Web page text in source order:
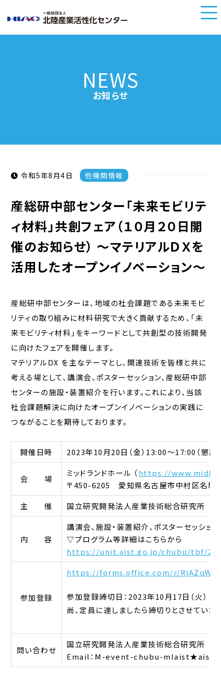
NEWS
お知らせ
令和5年8月4日 他機関情報
産総研中部センター「未来モビリテ
ィ材料」共創フェア（１０月２０日開
催のお知らせ） ～マテリアルＤＸを
活用したオープンイノベーション～
産総研中部センターは、地域の社会課題である未来モビ
リティの取り組みに材料研究で大きく貢献するため、「未
来モビリティ材料」をキーワードとして共創型の技術開発
に向けたフェアを開催します。
マテリアルDX を主なテーマとし、関連技術を皆様と共に
考える場として、講演会、ポスターセッション、産総研中部
センターの施設・装置紹介を行います。これにより、当該
社会課題解決に向けたオープンイノベーションの実践に
つながることを期待しております。
開催日時 2023年10月20日（金）13:00～17:00（懇
会 場
ミッドランドホール （https://
〒450-6205 愛知県名古屋市中村区名駅4
主 催
国立研究開発法人産業技術総合研究所 中
内 容
講演会、施設・装置紹介、ポスターセッション
▽プログラム等詳細はこちらから
https://unit.aist.go.jp/chubu/tbf/
参加登録
https://forms.office.com/r/
参加登録締切日：2023年10月17日（火）
尚、定員に達しましたら締切りとさせていた
問い合わせ
国立研究開発法人産業技術総合研究所
Email：M-event-chubu-